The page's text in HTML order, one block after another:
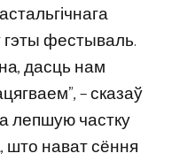
гэты фестываль.
дасць нам
– сказаў
лепшую частку
што нават сёння